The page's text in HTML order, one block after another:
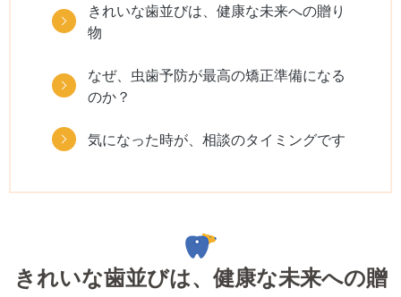
きれいな歯並びは、健康な未来への贈り
物
なぜ、虫歯予防が最高の矯正準備になる
のか？
気になった時が、相談のタイミングです
きれいな歯並びは、健康な未来への贈